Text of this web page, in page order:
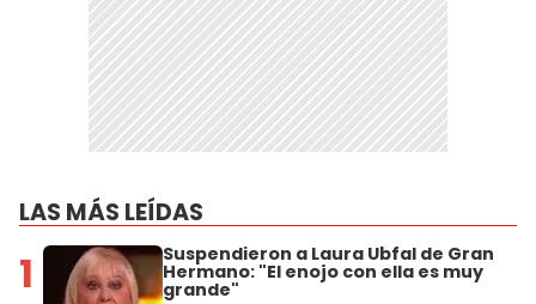
LAS MÁS LEÍDAS
1 Suspendieron a Laura Ubfal de Gran
Hermano: "El enojo con ella es muy
grande"